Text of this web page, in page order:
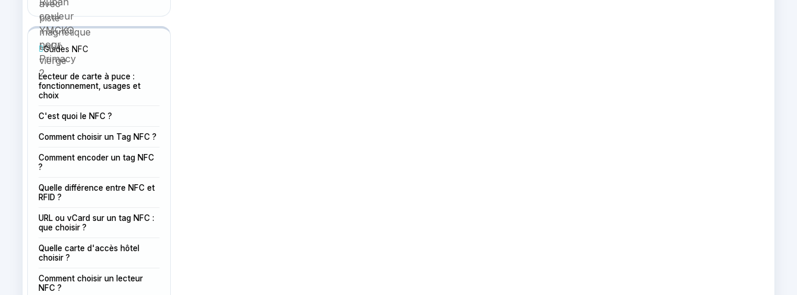
Guides NFC
Lecteur de carte à puce :
fonctionnement, usages et
choix
C'est quoi le NFC ?
Comment choisir un Tag NFC ?
Comment encoder un tag NFC
?
Quelle différence entre NFC et
RFID ?
URL ou vCard sur un tag NFC :
que choisir ?
Quelle carte d'accès hôtel
choisir ?
Comment choisir un lecteur
NFC ?